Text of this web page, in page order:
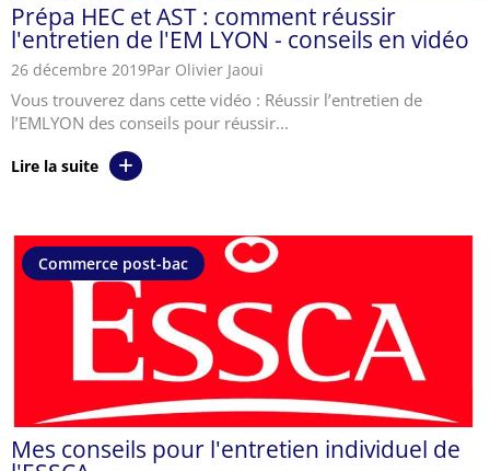
Prépa HEC et AST : comment réussir
l'entretien de l'EM LYON - conseils en vidéo
Vous trouverez dans cette vidéo : Réussir l’entretien de
l’EMLYON des conseils pour réussir...
26 décembre 2019Par Olivier Jaoui
Lire la suite
Commerce post-bac
Mes conseils pour l'entretien individuel de